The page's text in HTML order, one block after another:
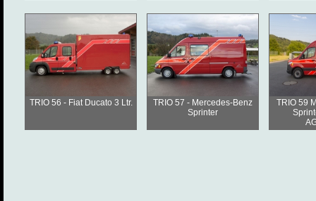
TRIO 56 - Fiat Ducato 3 Ltr.
TRIO 57 - Mercedes-Benz
Sprinter
TRIO 59